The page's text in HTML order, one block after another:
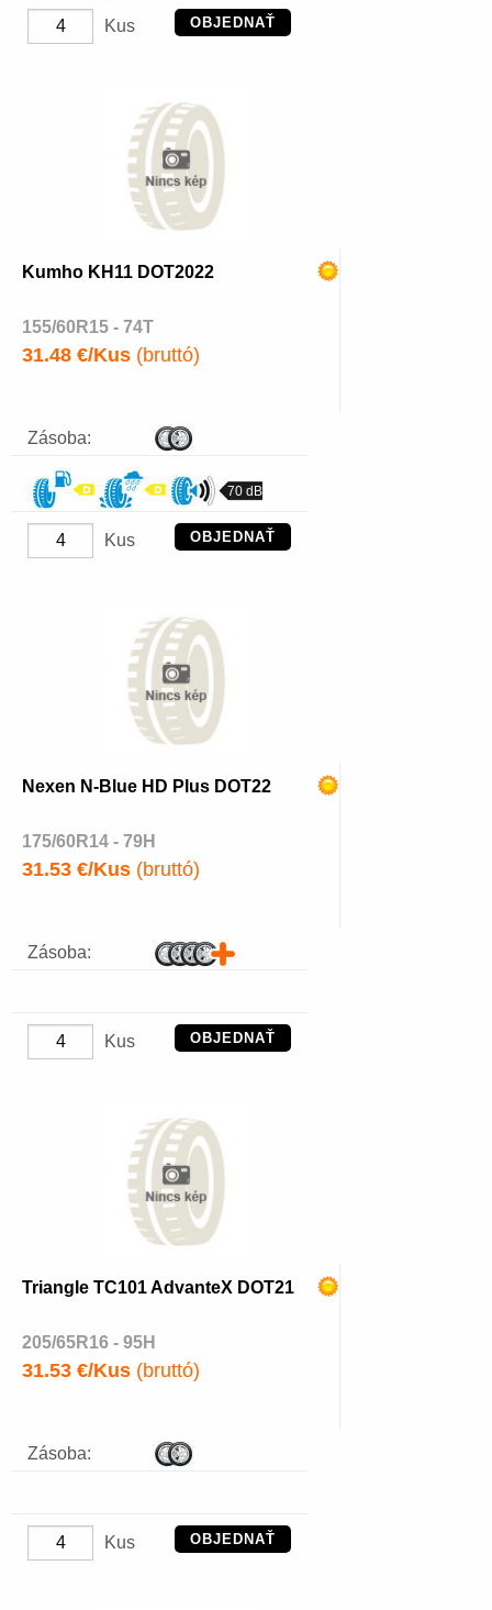
Kus OBJEDNAŤ
Kumho KH11 DOT2022
155/60R15 - 74T
31.48 €/Kus (bruttó)
Zásoba:
70 dB
Kus OBJEDNAŤ
Nexen N-Blue HD Plus DOT22
175/60R14 - 79H
31.53 €/Kus (bruttó)
Zásoba:
Kus OBJEDNAŤ
Triangle TC101 AdvanteX DOT21
205/65R16 - 95H
31.53 €/Kus (bruttó)
Zásoba:
Kus OBJEDNAŤ